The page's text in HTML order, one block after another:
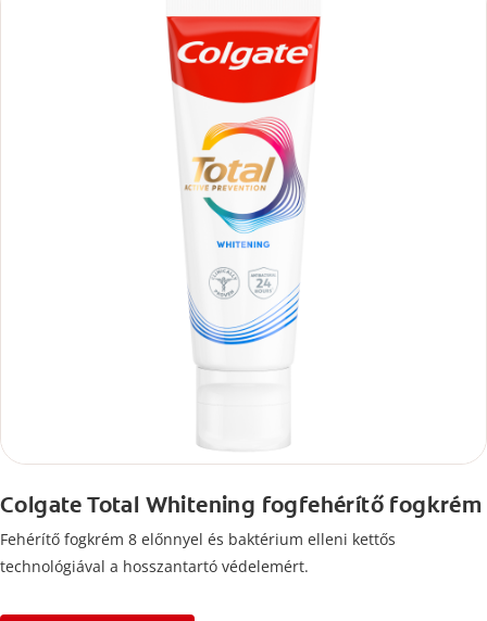
Colgate Total Whitening fogfehérítő fogkrém
Fehérítő fogkrém 8 előnnyel és baktérium elleni kettős
technológiával a hosszantartó védelemért.